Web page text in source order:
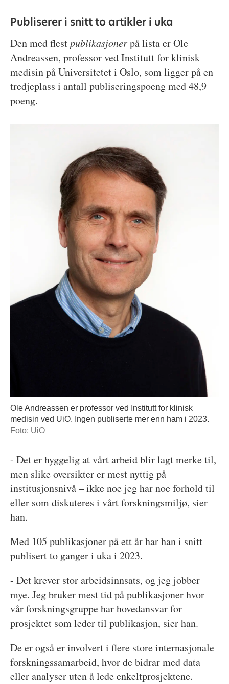
Publiserer i snitt to artikler i uka
Den med flestpublikasjonerpå lista er Ole
Andreassen, professor ved Institutt for klinisk
medisin på Universitetet i Oslo, som ligger på en
tredjeplass i antall publiseringspoeng med 48,9
poeng.
Ole Andreassen er professor ved Institutt for klinisk
medisin ved UiO. Ingen publiserte mer enn ham i 2023.
Foto: UiO
- Det er hyggelig at vårt arbeid blir lagt merke til,
men slike oversikter er mest nyttig på
institusjonsnivå – ikke noe jeg har noe forhold til
eller som diskuteres i vårt forskningsmiljø, sier
han.
Med 105 publikasjoner på ett år har han i snitt
publisert to ganger i uka i 2023.
- Det krever stor arbeidsinnsats, og jeg jobber
mye. Jeg bruker mest tid på publikasjoner hvor
vår forskningsgruppe har hovedansvar for
prosjektet som leder til publikasjon, sier han.
De er også er involvert i flere store internasjonale
forskningssamarbeid, hvor de bidrar med data
eller analyser uten å lede enkeltprosjektene.